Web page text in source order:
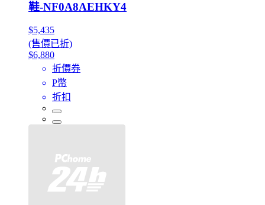
鞋-NF0A8AEHKY4
$5,435
(售價已折)
$6,880
折價券
P幣
折扣